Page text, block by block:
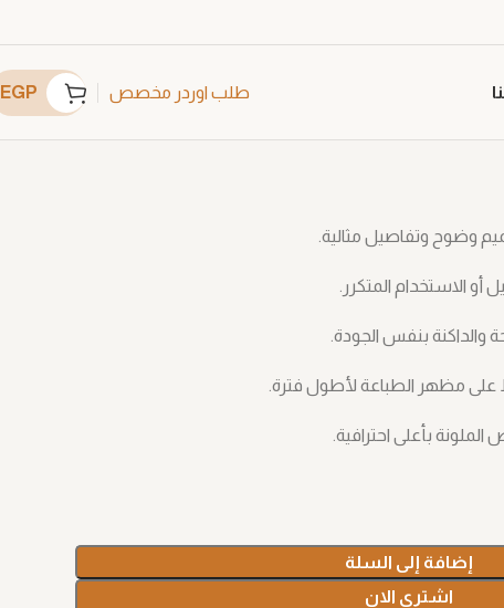
طلب اوردر مخصص EGP
أو الاستخدام المتكرر.
والداكنة بنفس الجودة.
مظهر الطباعة لأطول فترة.
الملونة بأعلى احترافية.
إضافة إلى السلة
اشتري الان